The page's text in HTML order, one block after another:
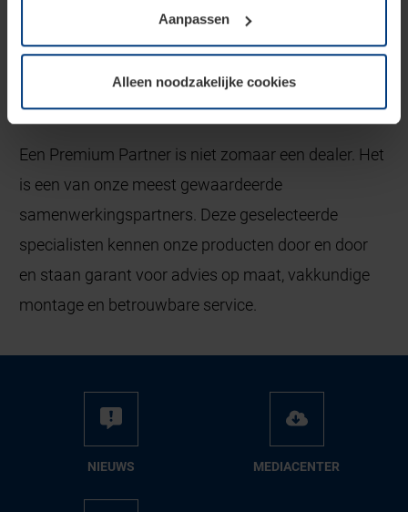
soorten cookies is uw toestemming vereist. Uw
toestemming kunt u op elk moment bij de uitleg van de
wijzigen of herroepen.
Aanpassen
Alleen noodzakelijke cookies
Garagesectionaaldeuren
Buitendeuren
Voordeuren Achterdeuren
Binnendeuren
Showroom Onderdelen
Waarom kiezen voor een Hörmann Premium
Partner?
Een Premium Partner is niet zomaar een dealer. Het
is een van onze meest gewaardeerde
samenwerkingspartners. Deze geselecteerde
specialisten kennen onze producten door en door
en staan garant voor advies op maat, vakkundige
montage en betrouwbare service.
NIEUWS ME­DIA­CEN­TER